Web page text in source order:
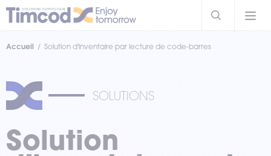
Accueil Solution d'inventaire par lecture de code-barres
SOLUTIONS
Solution